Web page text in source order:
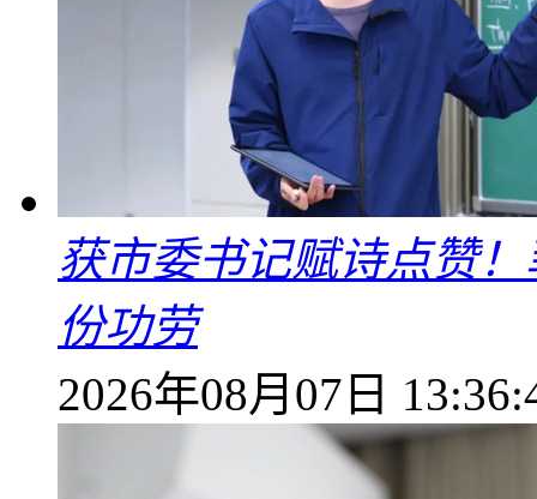
获市委书记赋诗点赞
份功劳
2026年08月07日